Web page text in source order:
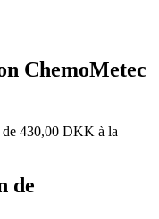
ChemoMetec
de 430,00 DKK à la
de